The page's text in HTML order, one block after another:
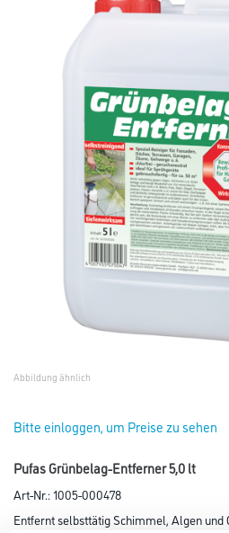
Abbildung ähnlich
Bitte einloggen, um Preise zu sehen
Pufas Grünbelag-Entferner 5,0 lt
Art-Nr.:1005-000478
Entfernt selbsttätig Schimmel, Algen und